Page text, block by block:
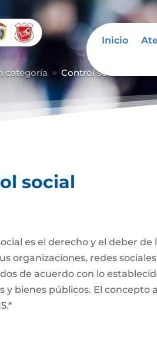
Inicio
categoría 9 Control social
social
es el derecho y el deber
organizaciones, redes
de acuerdo con lo
y bienes públicos. El concepto